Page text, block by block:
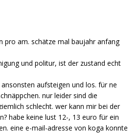
pro am. schätze mal baujahr anfang
und politur, ist der zustand echt
aufsteigen und los. für ne
nur leider sind die
schlecht. wer kann mir bei der
habe keine lust 12-, 13 euro für ein
eine e-mail-adresse von koga konnte